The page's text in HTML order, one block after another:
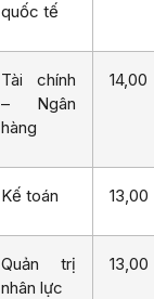
quốc tế
Tài chính
– Ngân
hàng
14,00
Kế toán 13,00
Quản trị
nhân lực
13,00